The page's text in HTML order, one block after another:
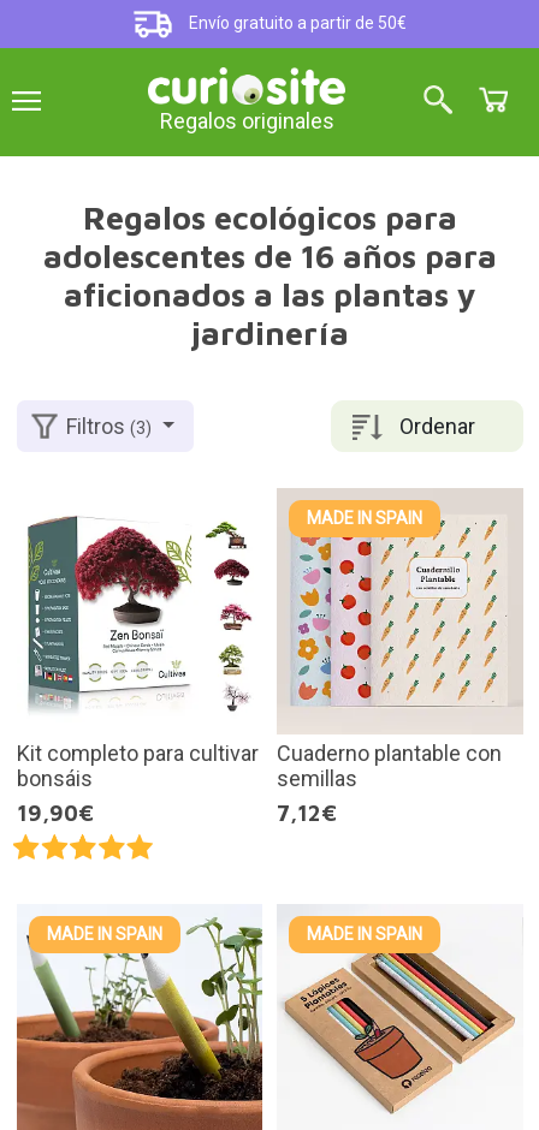
Envío gratuito a partir de 50€
Regalos originales
Regalos ecológicos para
adolescentes de 16 años para
aficionados a las plantas y
jardinería
Ordenar
Filtros(3)
Kit completo para cultivar
bonsáis
19,90€
MADE IN SPAIN
Cuaderno plantable con
semillas
7,12€
MADE IN SPAIN MADE IN SPAIN